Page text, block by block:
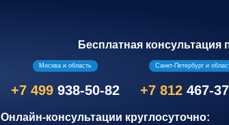
Бесплатная консультация
Москва и область
+7 499 938-50-82
Санкт-Петербург и
+7 812 467-
Онлайн-консультации круглосуточно: